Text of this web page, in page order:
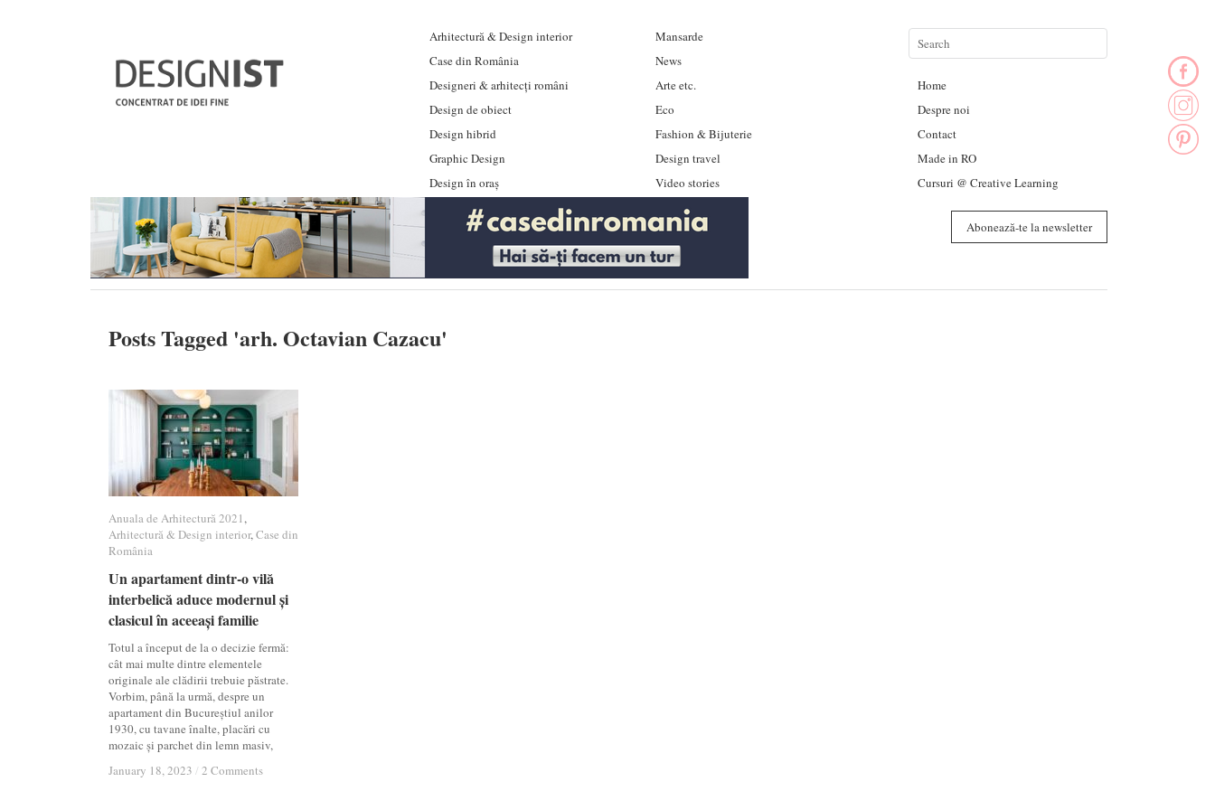
Arhitectură & Design interior
Case din România
Designeri & arhitecți români
Design de obiect
Design hibrid
Graphic Design
Design în oraș
Mansarde
News
Arte etc.
Eco
Fashion & Bijuterie
Design travel
Video stories
Home
Despre noi
Contact
Made in RO
Cursuri @ Creative Learning
Abonează-te la newsletter
Posts Tagged 'arh. Octavian Cazacu'
Anuala de Arhitectură 2021,
Arhitectură & Design interior,Case din
România
Un apartament dintr-o vilă
interbelică aduce modernul și
clasicul în aceeași familie
Totul a început de la o decizie fermă:
cât mai multe dintre elementele
originale ale clădirii trebuie păstrate.
Vorbim, până la urmă, despre un
apartament din Bucureștiul anilor
1930, cu tavane înalte, placări cu
mozaic și parchet din lemn masiv,
January 18, 2023 / 2 Comments
Anuala de Arhitectură 2021
Arhitectură & Design interior Case din
România
Un apartament dintr-o vilă
interbelică aduce modernul și
clasicul în aceeași familie
January 18, 2023 / 2 Comments